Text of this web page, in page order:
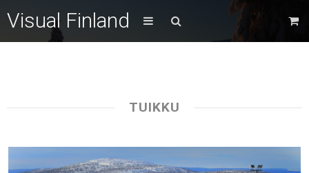
Visual Finland
TUIKKU